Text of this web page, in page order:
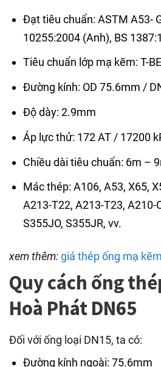
Đạt tiêu chuẩn: ASTM A53-
10255:2004 (Anh), BS
Tiêu chuẩn lớp mạ kẽm: T-
Đường kính: OD 75.6mm /
Độ dày: 2.9mm
Áp lực thử: 172 AT / 17200
Chiều dài tiêu chuẩn: 6m –
Mác thép: A106, A53, X65,
A213-T22, A213-T23, A210-
S355JO, S355JR, vv.
xem thêm:giá thép ống mạ kẽm
Quy cách ống
Hoà Phát DN65
Đối với ống loại DN15, ta có:
Đường kính ngoài: 75.6mm